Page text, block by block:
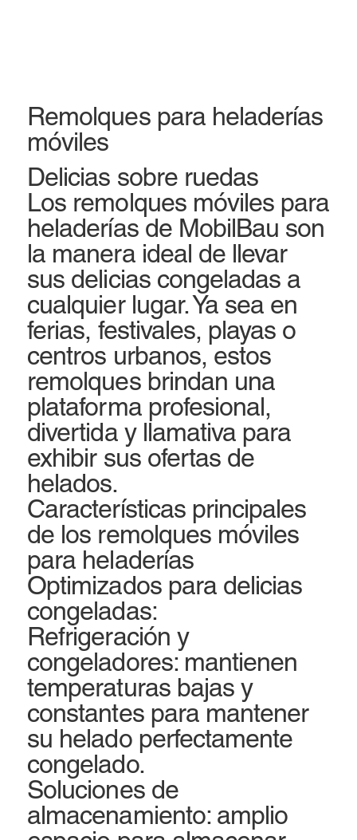
​Delicias sobre ruedas
Los remolques móviles para
heladerías de MobilBau son
la manera ideal de llevar
sus delicias congeladas a
cualquier lugar. Ya sea en
ferias, festivales, playas o
centros urbanos, estos
remolques brindan una
plataforma profesional,
divertida y llamativa para
exhibir sus ofertas de
helados.
Características principales
de los remolques móviles
para heladerías
Optimizados para delicias
congeladas:
Refrigeración y
congeladores: mantienen
temperaturas bajas y
constantes para mantener
su helado perfectamente
congelado.
Soluciones de
almacenamiento: amplio
Remolques para heladerías
móviles